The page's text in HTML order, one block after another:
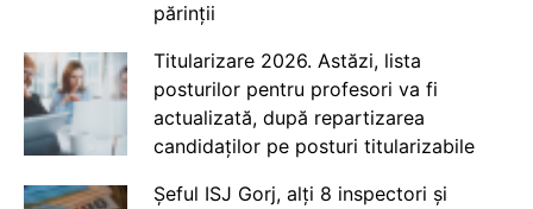
părinții
Titularizare 2026. Astăzi, lista
posturilor pentru profesori va fi
actualizată, după repartizarea
candidaților pe posturi titularizabile
Șeful ISJ Gorj, alți 8 inspectori și